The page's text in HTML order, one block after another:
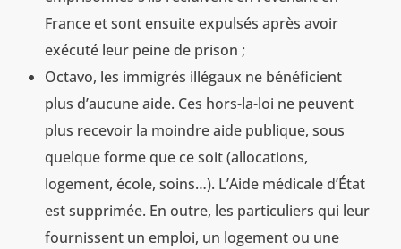
France et sont ensuite expulsés après avoir
exécuté leur peine de prison ;
Octavo, les immigrés illégaux ne bénéficient
plus d’aucune aide. Ces hors-la-loi ne peuvent
plus recevoir la moindre aide publique, sous
quelque forme que ce soit (allocations,
logement, école, soins…). L’Aide médicale d’État
est supprimée. En outre, les particuliers qui leur
fournissent un emploi, un logement ou une